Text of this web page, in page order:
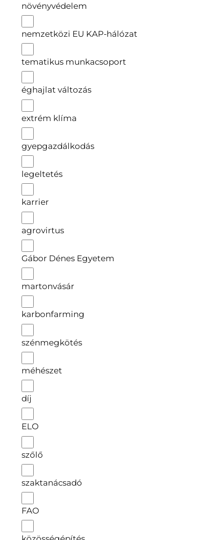
növényvédelem
nemzetközi EU KAP-hálózat
tematikus munkacsoport
éghajlat változás
extrém klíma
gyepgazdálkodás
legeltetés
karrier
agrovirtus
Gábor Dénes Egyetem
martonvásár
karbonfarming
szénmegkötés
méhészet
díj
ELO
szőlő
szaktanácsadó
FAO